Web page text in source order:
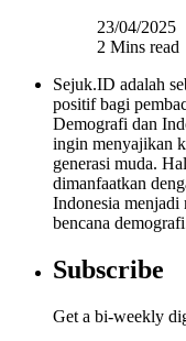
23/04/2025
2 Mins read
Sejuk.ID adalah
positif bagi
Demografi dan
ingin menyajikan
generasi muda.
dimanfaatkan
Indonesia menjadi
bencana
Subscribe
Get a bi-weekly